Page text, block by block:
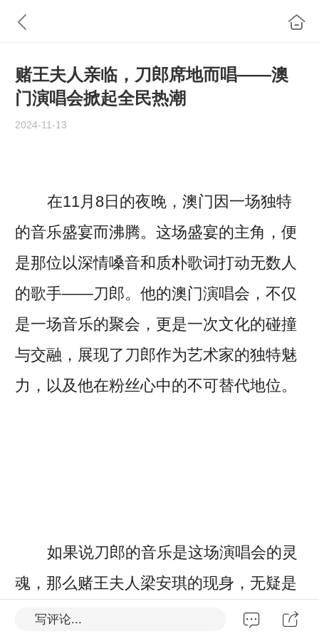
赌王夫人亲临，刀郎席地而唱——澳
门演唱会掀起全民热潮
2024-11-13
在11月8日的夜晚，澳门因一场独特
的音乐盛宴而沸腾。这场盛宴的主角，便
是那位以深情嗓音和质朴歌词打动无数人
的歌手——刀郎。他的澳门演唱会，不仅
是一场音乐的聚会，更是一次文化的碰撞
与交融，展现了刀郎作为艺术家的独特魅
力，以及他在粉丝心中的不可替代地位。
如果说刀郎的音乐是这场演唱会的灵
魂，那么赌王夫人梁安琪的现身，无疑是
这场盛宴中的一个意外惊喜。作为澳门社
写评论...